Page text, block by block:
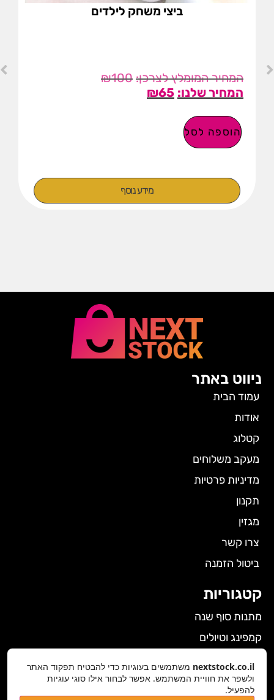
ביצי משחק לילדים
₪100
₪65
הוספה לסל
מידע נוסף
ניווט באתר
עמוד הבית
אודות
קטלוג
מעקב משלוחים
מדיניות פרטיות
תקנון
מגזין
צרו קשר
ביטול הזמנה
קטגוריות
מתנות סוף שנה
קמפינג וטיולים
גאדג'טים
nextstock.co.il משתמשים בעוגיות כדי להבטיח תפקוד האתר
ולשפר את חוויית המשתמש. אפשר לבחור אילו סוגי עוגיות
להפעיל.